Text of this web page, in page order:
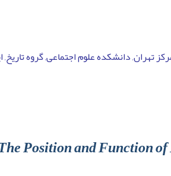
تهران, دانشکده علوم اجتماعی, گروه تاریخ,
Position and Function